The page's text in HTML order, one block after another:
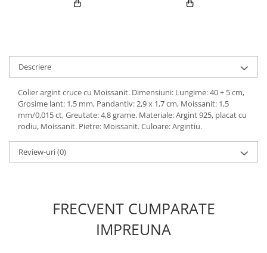
Descriere
Colier argint cruce cu Moissanit. Dimensiuni: Lungime: 40 + 5 cm,
Grosime lant: 1,5 mm, Pandantiv: 2,9 x 1,7 cm, Moissanit: 1,5
mm/0,015 ct, Greutate: 4,8 grame. Materiale: Argint 925, placat cu
rodiu, Moissanit. Pietre: Moissanit. Culoare: Argintiu.
Review-uri(0)
FRECVENT CUMPARATE
IMPREUNA